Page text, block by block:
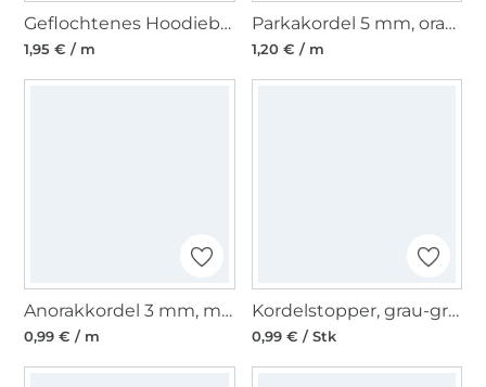
Geflochtenes Hoodieband Farbmix, petrol,pink,mint,rosa
1,95 € / m
Parkakordel 5 mm, orange
1,20 € / m
Anorakkordel 3 mm, mausgrau
0,99 € / m
Kordelstopper, grau-grün 15 mm
0,99 € / Stk